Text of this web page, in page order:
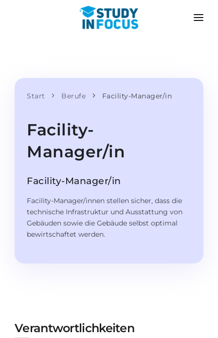
Universitäten
Bachelor & Master
Propädeutikum
SPRACHSCHULEN
Online-Sprachunterricht
Sprachvisum
Studienkollegs
Vorbereitung aufs Studienkolleg
SZENARIEN
Nach der Schule bewerben
Master in Deutschland
Zweitstudium
Mit Zulassungsgarantie
BEWERBEN FÜR …
Studienkolleg
12-jähriger Schule (NIS)
METHODIK
Start Berufe Facility-Manager/in
Facility-
Manager/in
Facility-Manager/in
Facility-Manager/innen stellen sicher, dass die
technische Infrastruktur und Ausstattung von
Gebäuden sowie die Gebäude selbst optimal
bewirtschaftet werden.
Verantwortlichkeiten